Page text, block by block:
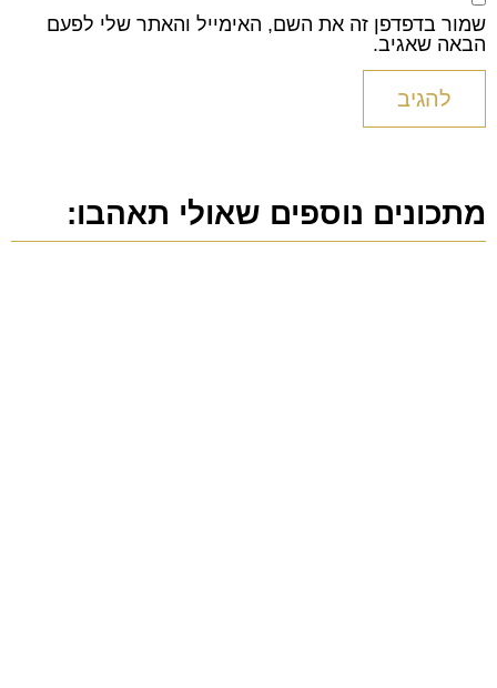
שמור בדפדפן זה את השם, האימייל והאתר שלי לפעם
הבאה שאגיב.
מתכונים נוספים שאולי תאהבו: